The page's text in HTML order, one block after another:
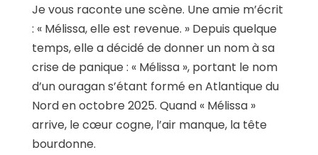
Je vous raconte une scène. Une amie m’écrit
: « Mélissa, elle est revenue. » Depuis quelque
temps, elle a décidé de donner un nom à sa
crise de panique : « Mélissa », portant le nom
d’un ouragan s’étant formé en Atlantique du
Nord en octobre 2025. Quand « Mélissa »
arrive, le cœur cogne, l’air manque, la tête
bourdonne.